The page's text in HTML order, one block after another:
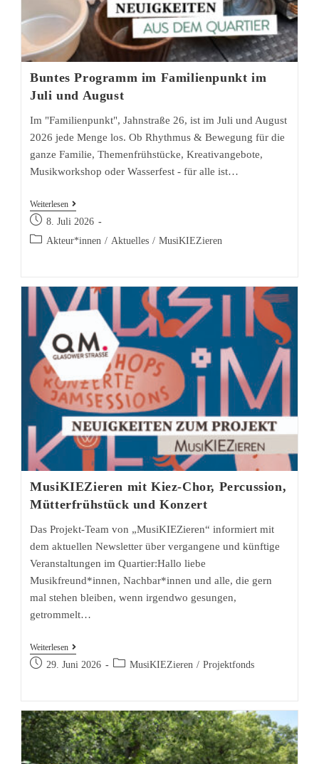
Buntes Programm im Familienpunkt im
Juli und August
Im "Familienpunkt", Jahnstraße 26, ist im Juli und August
2026 jede Menge los. Ob Rhythmus & Bewegung für die
ganze Familie, Themenfrühstücke, Kreativangebote,
Musikworkshop oder Wasserfest - für alle ist…
Weiterlesen
Buntes
Programm
im
Juli
und
Beitrag
veröffentlicht:
8. Juli 2026
Beitrags-
Akteur*innen / Aktuelles / MusiKIEZieren
MusiKIEZieren mit Kiez-Chor, Percussion,
Mütterfrühstück und Konzert
Das Projekt-Team von „MusiKIEZieren“ informiert mit
dem aktuellen Newsletter über vergangene und künftige
Veranstaltungen im Quartier:Hallo liebe
Musikfreund*innen, Nachbar*innen und alle, die gern
mal stehen bleiben, wenn irgendwo gesungen,
getrommelt…
Weiterlesen
MusiKIEZieren
mit
Percussion,
Mütterfrühstück
und
Beitrag29. Juni 2026
Beitrags-
MusiKIEZieren / Projektfonds